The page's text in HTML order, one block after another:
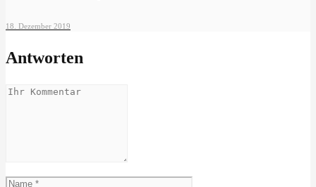
18. Dezember 2019
Antworten